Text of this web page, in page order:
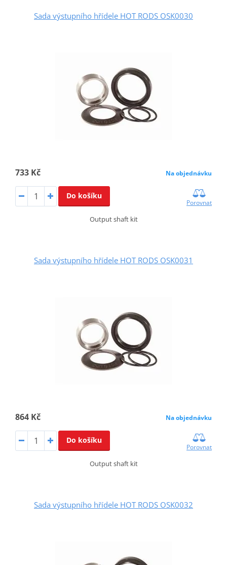
Sada výstupního hřídele HOT RODS OSK0030
733 Kč Na objednávku
Do košíku
Porovnat
Output shaft kit
Sada výstupního hřídele HOT RODS OSK0031
864 Kč Na objednávku
Do košíku
Porovnat
Output shaft kit
Sada výstupního hřídele HOT RODS OSK0032